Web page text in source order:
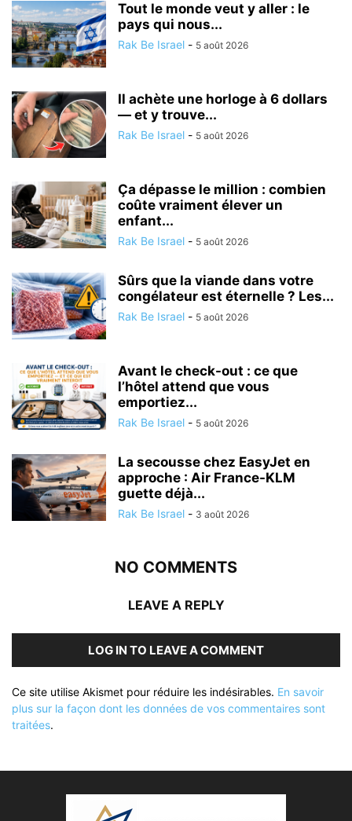
Tout le monde veut y aller : le
pays qui nous...
Rak Be Israel - 5 août 2026
Il achète une horloge à 6 dollars
— et y trouve...
Rak Be Israel - 5 août 2026
Ça dépasse le million : combien
coûte vraiment élever un
enfant...
Rak Be Israel - 5 août 2026
Sûrs que la viande dans votre
congélateur est éternelle ? Les...
Rak Be Israel - 5 août 2026
Avant le check-out : ce que
l’hôtel attend que vous
emportiez...
Rak Be Israel - 5 août 2026
La secousse chez EasyJet en
approche : Air France-KLM
guette déjà...
Rak Be Israel - 3 août 2026
NO COMMENTS
LEAVE A REPLY
LOG IN TO LEAVE A COMMENT
Ce site utilise Akismet pour réduire les indésirables. En savoir
plus sur la façon dont les données de vos commentaires sont
traitées.